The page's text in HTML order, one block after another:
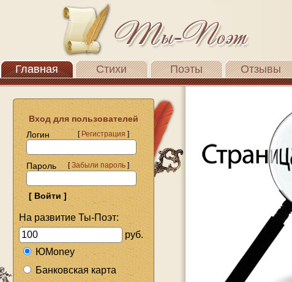
Главная Стихи Поэты Отзывы
Вход для пользователей
Логин
[Регистрация]
Пароль [Забыли пароль]
На развитие Ты-Поэт:
руб.
ЮMoney
Банковская карта